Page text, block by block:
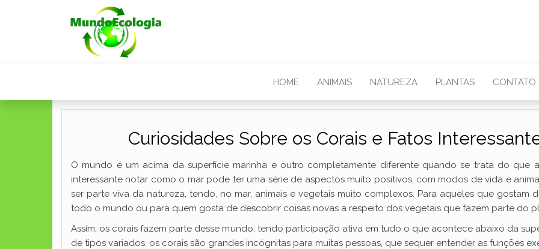
HOME ANIMAIS NATUREZA PLANTAS CONTATO
Curiosidades Sobre os Corais e Fatos
O mundo é um acima da superfície marinha e outro completamente diferente quando se trata do que
interessante notar como o mar pode ter uma série de aspectos muito positivos, com modos de vida e
ser parte viva da natureza, tendo, no mar, animais e vegetais muito complexos. Para aqueles que gostam
todo o mundo ou para quem gosta de descobrir coisas novas a respeito dos vegetais que fazem parte do
Assim, os corais fazem parte desse mundo, tendo participação ativa em tudo o que acontece abaixo da
de tipos variados, os corais são grandes incógnitas para muitas pessoas, que sequer entender as funções